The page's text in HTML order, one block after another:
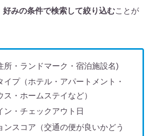
みの条件で検索して絞り込むことが
所・ランドマーク・宿泊施設名)
イプ（ホテル・アパートメント・
ス・ホームステイなど）
ン・チェックアウト日
ンスコア（交通の便が良いかどう